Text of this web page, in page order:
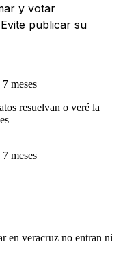
y votar
publicar su